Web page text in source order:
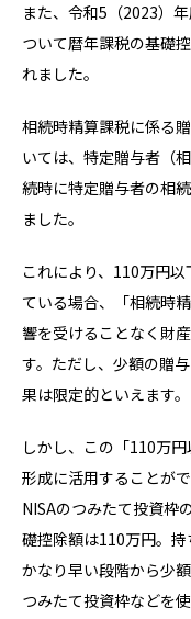
また、令和5（2023）
ついて暦年課税の基礎
れました。
相続時精算課税に係る
いては、特定贈与者（
続時に特定贈与者の相
ました。
これにより、110万円
ている場合、「相続時
響を受けることなく財
す。ただし、少額の贈
果は限定的といえます。
しかし、この「110万
形成に活用することが
NISAのつみたて投資枠
礎控除額は110万円。持
かなり早い段階から少
つみたて投資枠などを